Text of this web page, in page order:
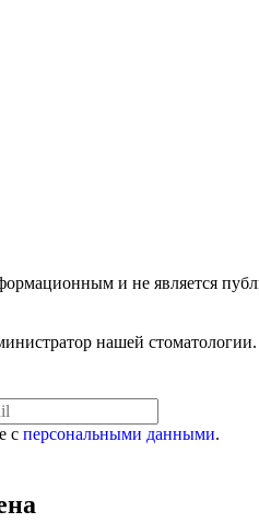
и не является
нашей стоматологии.
с персональными данными.